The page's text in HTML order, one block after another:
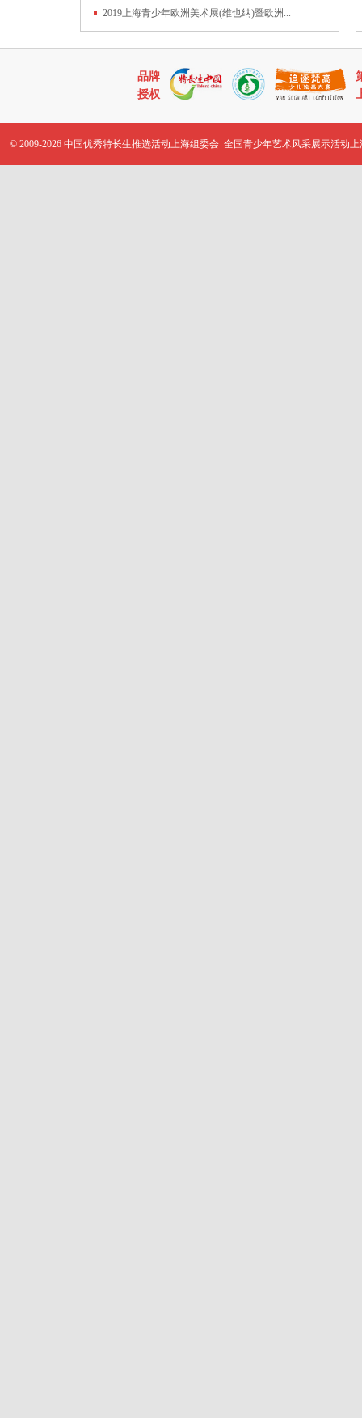
2019上海青少年欧洲美术展(维也纳)暨欧洲...
品牌
授权
© 2009-2026 中国优秀特长生推选活动上海组委会 全国青少年艺术风采展示活动